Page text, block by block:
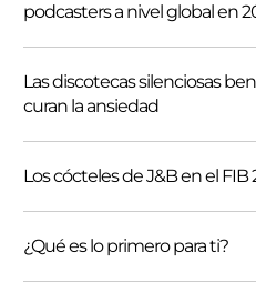
a
r
podcasters a nivel global en
Las discotecas silenciosas
curan la ansiedad
Los cócteles de J&B en el FIB
¿Qué es lo primero para ti?